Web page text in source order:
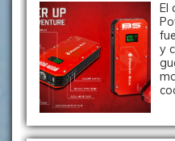
El
y